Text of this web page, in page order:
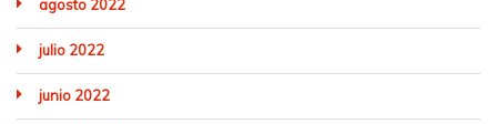
agosto 2022
julio 2022
junio 2022